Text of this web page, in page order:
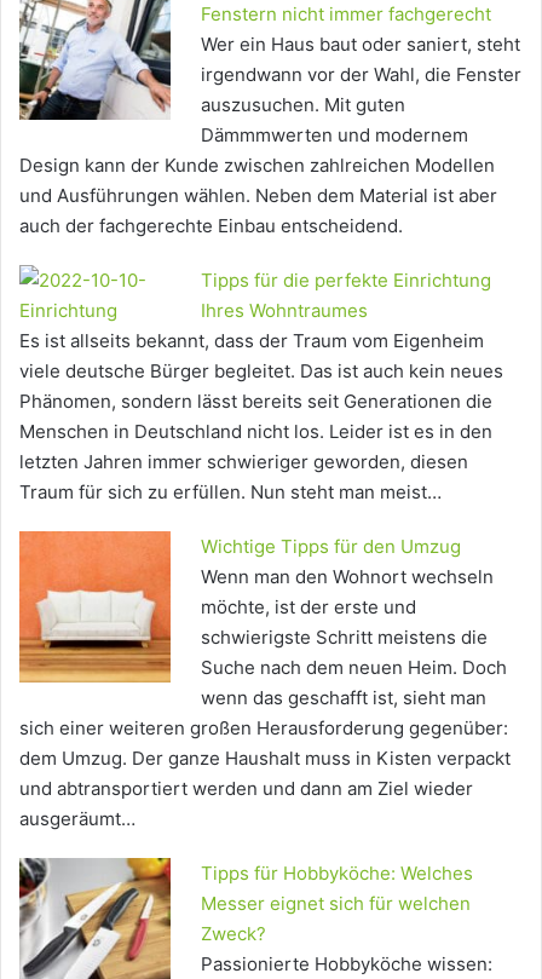
Fenstern nicht immer fachgerecht
Wer ein Haus baut oder saniert, steht
irgendwann vor der Wahl, die Fenster
auszusuchen. Mit guten
Dämmmwerten und modernem
Design kann der Kunde zwischen zahlreichen Modellen
und Ausführungen wählen. Neben dem Material ist aber
auch der fachgerechte Einbau entscheidend.
Tipps für die perfekte Einrichtung
Ihres Wohntraumes
Es ist allseits bekannt, dass der Traum vom Eigenheim
viele deutsche Bürger begleitet. Das ist auch kein neues
Phänomen, sondern lässt bereits seit Generationen die
Menschen in Deutschland nicht los. Leider ist es in den
letzten Jahren immer schwieriger geworden, diesen
Traum für sich zu erfüllen. Nun steht man meist…
Wichtige Tipps für den Umzug
Wenn man den Wohnort wechseln
möchte, ist der erste und
schwierigste Schritt meistens die
Suche nach dem neuen Heim. Doch
wenn das geschafft ist, sieht man
sich einer weiteren großen Herausforderung gegenüber:
dem Umzug. Der ganze Haushalt muss in Kisten verpackt
und abtransportiert werden und dann am Ziel wieder
ausgeräumt…
Tipps für Hobbyköche: Welches
Messer eignet sich für welchen
Zweck?
Passionierte Hobbyköche wissen: